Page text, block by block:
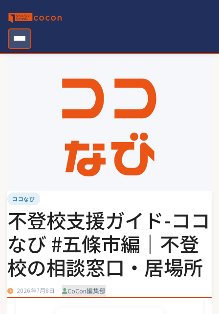
content
ココなび
不登校支援ガイド-ココ
なび #五條市編｜不登
校の相談窓口・居場所
2026年7月8日 CoCon編集部